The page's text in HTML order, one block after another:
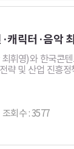
캐릭터·음악
휘영)와 한국콘
략 및 산업 진흥
조회수 : 3577